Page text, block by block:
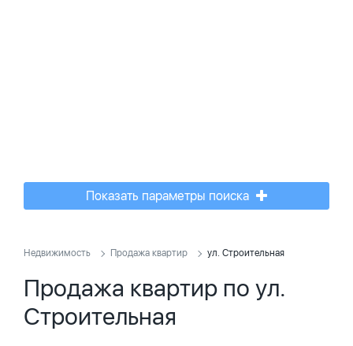
Показать параметры поиска
Недвижимость Продажа квартир ул. Строительная
Продажа квартир по ул.
Строительная